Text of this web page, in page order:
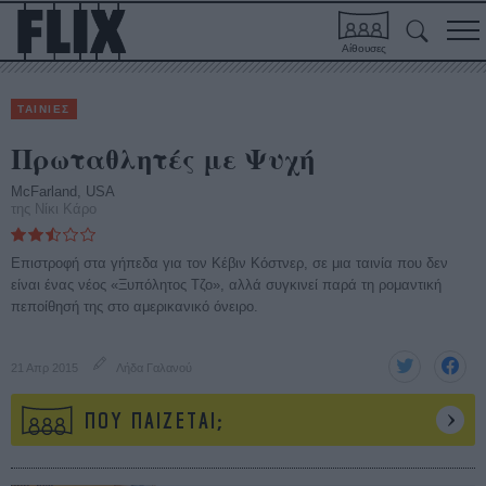
Αίθουσες
ΤΑΙΝΙΕΣ
Πρωταθλητές με Ψυχή
McFarland, USA
της Νίκι Κάρο
Επιστροφή στα γήπεδα για τον Κέβιν Κόστνερ, σε μια ταινία που δεν
είναι ένας νέος «Ξυπόλητος Τζο», αλλά συγκινεί παρά τη ρομαντική
πεποίθησή της στο αμερικανικό όνειρο.
21 Απρ 2015 Λήδα Γαλανού
ΠΟΥ ΠΑΙΖΕΤΑΙ;